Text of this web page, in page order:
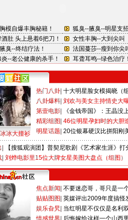
冰大撞衫
热门八卦 十大明星脸女模揭晓（组
八卦爆料 刘欢与美女主持情史大
第壹电影
《金钱帝国》：王晶没
精彩组图 46位明星孕妇时的大胆
明星话题 20位银幕硬汉比拼阳刚
【搜狐观演团】普契尼歌剧《艺术家生涯》打
刘烨电影里15位大牌女星美图大盘点（组图）
焦点新闻 不要迷恋哥，哥只是一
贴贴图图 英媒评出2009年度搞怪
娱乐旮旯 当红明星不仅仅是名利
情感世界 后悔嫁给这样一个山西